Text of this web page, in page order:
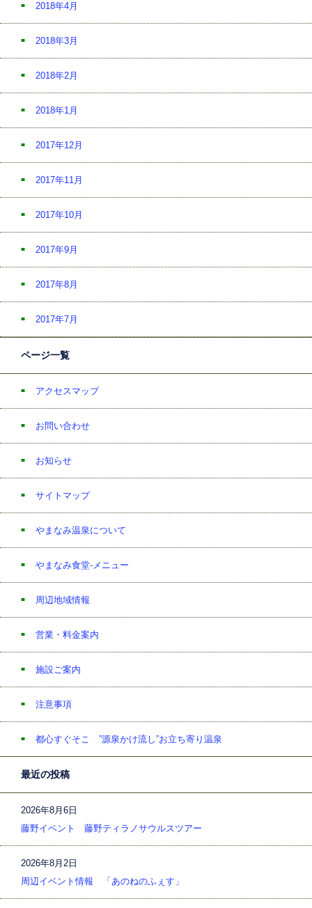
2018年4月
2018年3月
2018年2月
2018年1月
2017年12月
2017年11月
2017年10月
2017年9月
2017年8月
2017年7月
ページ一覧
アクセスマップ
お問い合わせ
お知らせ
サイトマップ
やまなみ温泉について
やまなみ食堂-メニュー
周辺地域情報
営業・料金案内
施設ご案内
注意事項
都心すぐそこ ”源泉かけ流し”お立ち寄り温泉
最近の投稿
2026年8月6日
藤野イベント 藤野ティラノサウルスツアー
2026年8月2日
周辺イベント情報 「あのねのふぇす」